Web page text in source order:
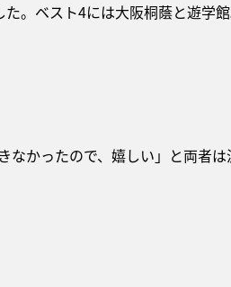
。ベスト4には大阪桐蔭と遊学
かったので、嬉しい」と両者は